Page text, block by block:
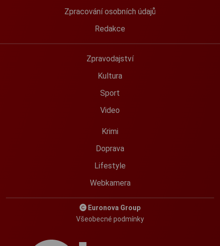
Zpracování osobních údajů
Redakce
Zpravodajství
Kultura
Sport
Video
Krimi
Doprava
Lifestyle
Webkamera
Euronova Group
Všeobecné podmínky